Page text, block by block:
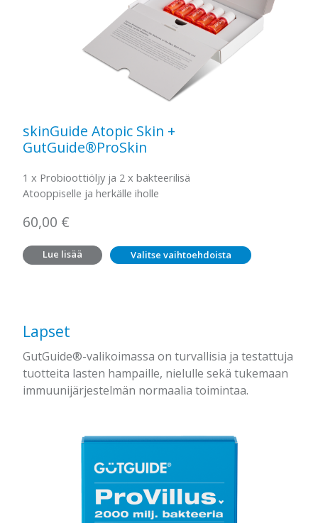
skinGuide Atopic Skin +
GutGuide®ProSkin
1 x Probioottiöljy ja 2 x bakteerilisä
Atooppiselle ja herkälle iholle
60,00 €
Lue lisää Valitse vaihtoehdoista
Lapset
GutGuide®-valikoimassa on turvallisia ja testattuja
tuotteita lasten hampaille, nielulle sekä tukemaan
immuunijärjestelmän normaalia toimintaa.